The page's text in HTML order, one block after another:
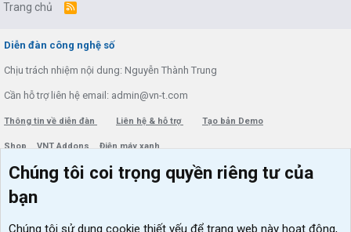
Trang chủ
R
Diễn đàn công nghệ số
Chịu trách nhiệm nội dung: Nguyễn Thành Trung
Cần hỗ trợ liên hệ email: admin@vn-t.com
Thông tin về diễn đàn Liên hệ & hỗ trợ Tạo bản Demo
Shop VNT Addons Điện máy xanh
Menu thành viên
Đăng nhập
Diễn đàn
Kích hoạt Windows/ Office miễn phí
Chúng tôi coi trọng quyền riêng tư của
bạn
Chúng tôi sử dụng cookie thiết yếu để trang web này hoạt động,